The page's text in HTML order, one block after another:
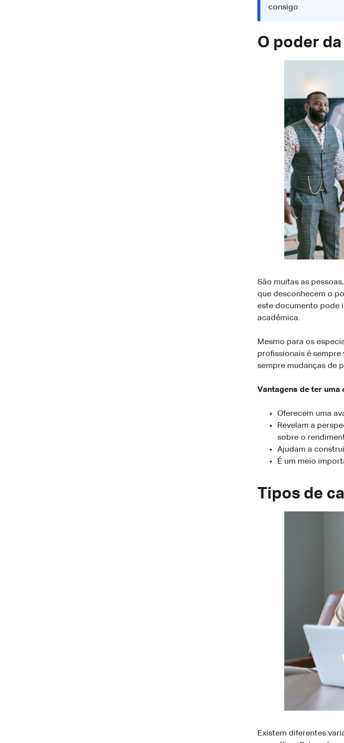
consigo.
O poder
São muitas as
que desconhecem o
este documento pode
académica.
Mesmo para os
profissionais é
sempre mudanças de
Vantagens de ter
Oferecem uma
Revelam a
sobre o
Ajudam a
É um meio
Tipos de
Existem diferentes